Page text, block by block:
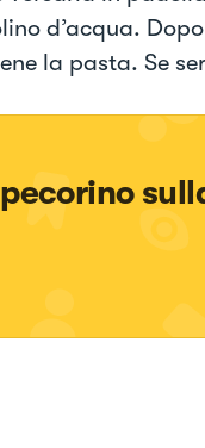
d’acqua.
la pasta. Se